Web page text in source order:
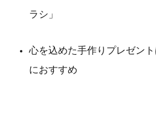
ラシ」
心を込めた手作りプレゼン
におすすめ